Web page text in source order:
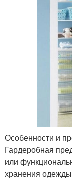
Особенности и
Гардеробная
или
хранения